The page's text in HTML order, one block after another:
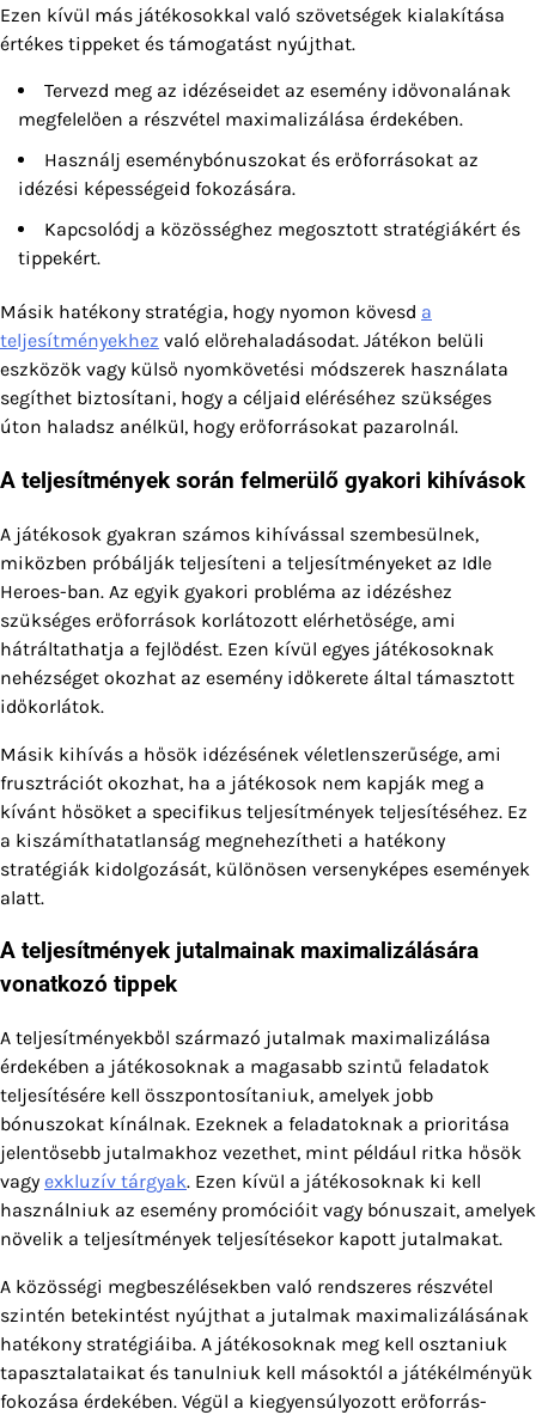
Ezen kívül más játékosokkal való szövetségek kialakítása
értékes tippeket és támogatást nyújthat.
Tervezd meg az idézéseidet az esemény idővonalának
megfelelően a részvétel maximalizálása érdekében.
Használj eseménybónuszokat és erőforrásokat az
idézési képességeid fokozására.
Kapcsolódj a közösséghez megosztott stratégiákért és
tippekért.
Másik hatékony stratégia, hogy nyomon kövesd a
teljesítményekhez való előrehaladásodat. Játékon belüli
eszközök vagy külső nyomkövetési módszerek használata
segíthet biztosítani, hogy a céljaid eléréséhez szükséges
úton haladsz anélkül, hogy erőforrásokat pazarolnál.
A teljesítmények során felmerülő gyakori kihívások
A játékosok gyakran számos kihívással szembesülnek,
miközben próbálják teljesíteni a teljesítményeket az Idle
Heroes-ban. Az egyik gyakori probléma az idézéshez
szükséges erőforrások korlátozott elérhetősége, ami
hátráltathatja a fejlődést. Ezen kívül egyes játékosoknak
nehézséget okozhat az esemény időkerete által támasztott
időkorlátok.
Másik kihívás a hősök idézésének véletlenszerűsége, ami
frusztrációt okozhat, ha a játékosok nem kapják meg a
kívánt hősöket a specifikus teljesítmények teljesítéséhez. Ez
a kiszámíthatatlanság megnehezítheti a hatékony
stratégiák kidolgozását, különösen versenyképes események
alatt.
A teljesítmények jutalmainak maximalizálására
vonatkozó tippek
A teljesítményekből származó jutalmak maximalizálása
érdekében a játékosoknak a magasabb szintű feladatok
teljesítésére kell összpontosítaniuk, amelyek jobb
bónuszokat kínálnak. Ezeknek a feladatoknak a prioritása
jelentősebb jutalmakhoz vezethet, mint például ritka hősök
vagy exkluzív tárgyak. Ezen kívül a játékosoknak ki kell
használniuk az esemény promócióit vagy bónuszait, amelyek
növelik a teljesítmények teljesítésekor kapott jutalmakat.
A közösségi megbeszélésekben való rendszeres részvétel
szintén betekintést nyújthat a jutalmak maximalizálásának
hatékony stratégiáiba. A játékosoknak meg kell osztaniuk
tapasztalataikat és tanulniuk kell másoktól a játékélményük
fokozása érdekében. Végül a kiegyensúlyozott erőforrás-